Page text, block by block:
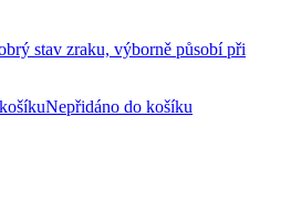
stav zraku, výborně působí při
Nepřidáno do košíku